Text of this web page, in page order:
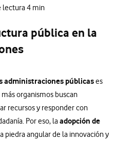
lectura 4 min
pública en la
administraciones públicases
organismos buscan
recursos y responder con
Por eso, laadopción de
piedra angular de la innovación y